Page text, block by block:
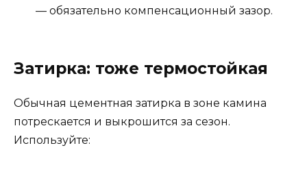
— обязательно компенсационный зазор.
Затирка: тоже термостойкая
Обычная цементная затирка в зоне камина
потрескается и выкрошится за сезон.
Используйте: